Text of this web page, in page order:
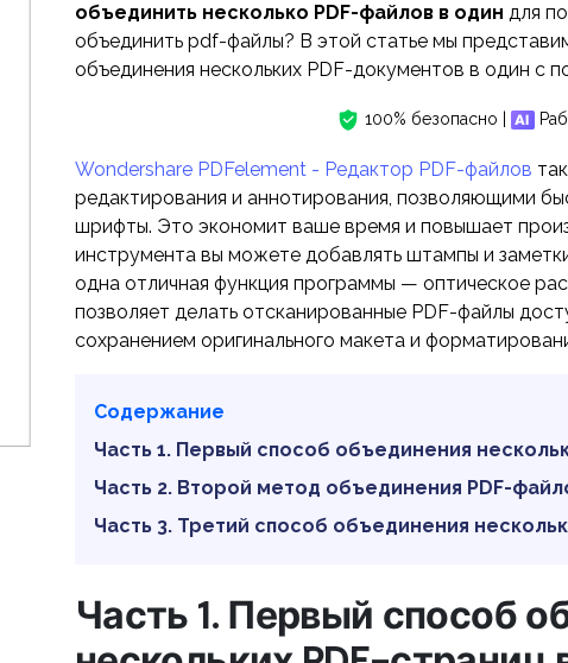
объединить несколько PDF-файлов в один для
объединить pdf-файлы? В этой статье мы
объединения нескольких PDF-документов в один с
100% безопасно |
Wondershare PDFelement - Редактор PDF-файлов
редактирования и аннотирования, позволяющими
шрифты. Это экономит ваше время и повышает
инструмента вы можете добавлять штампы и
одна отличная функция программы — оптическое
позволяет делать отсканированные PDF-файлы
сохранением оригинального макета и
Содержание
Часть 1. Первый способ объединения
Часть 2. Второй метод объединения PDF-
Часть 3. Третий способ объединения
Часть 1. Первый способ